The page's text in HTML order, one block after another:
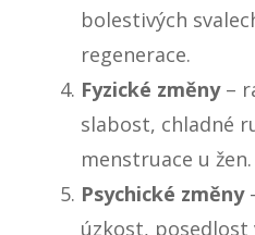
bolestivých
regenerace.
Fyzické změny–
slabost, chladné
menstruace u žen.
Psychické změny
úzkost, posedlost